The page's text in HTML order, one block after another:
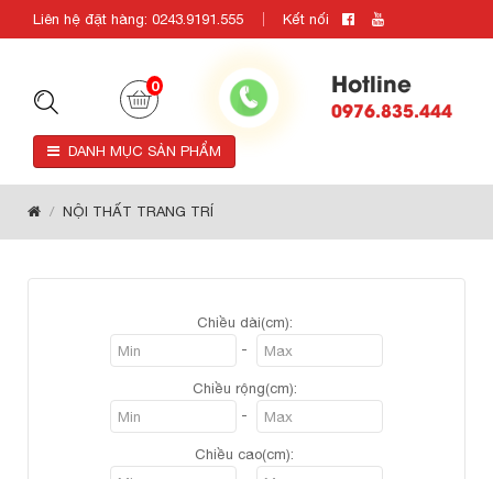
Liên hệ đặt hàng: 0243.9191.555 Kết nối
0 Hotline
0976.835.444
DANH MỤC SẢN PHẨM
NỘI THẤT TRANG TRÍ
Chiều dài(cm):
-
Chiều rộng(cm):
-
Chiều cao(cm):